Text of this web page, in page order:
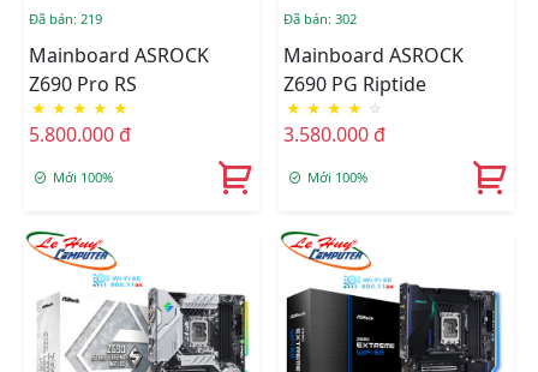
Đã bán: 219
Mainboard ASROCK
Z690 Pro RS
★ ★ ★ ★ ★
5.800.000 đ
Mới 100%
Đã bán: 302
Mainboard ASROCK
Z690 PG Riptide
★ ★ ★ ★ ☆
3.580.000 đ
Mới 100%